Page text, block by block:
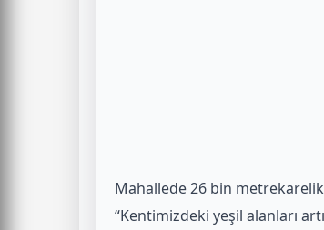
Mahallede 26 bin metrekarelik
“Kentimizdeki yeşil alanları